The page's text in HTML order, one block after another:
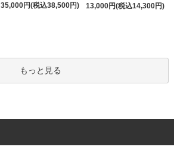
35,000円(税込38,500円)
13,000円(税込14,300円)
もっと見る